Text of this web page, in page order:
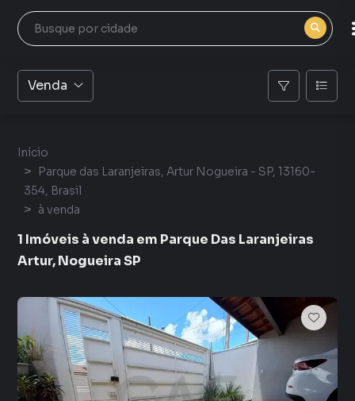
Venda
Início
Parque das Laranjeiras, Artur Nogueira - SP, 13160-
354, Brasil
à venda
1 Imóveis à venda em Parque Das Laranjeiras
Artur, Nogueira SP